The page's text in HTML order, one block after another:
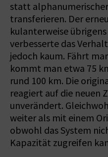
statt
transferieren. Der
kulanterweise
verbesserte das
jedoch kaum. Fährt
kommt man etwa 75
rund 100 km. Die
reagiert auf die neuen
unverändert.
weiter als mit einem
obwohl das System
Kapazität zugreifen